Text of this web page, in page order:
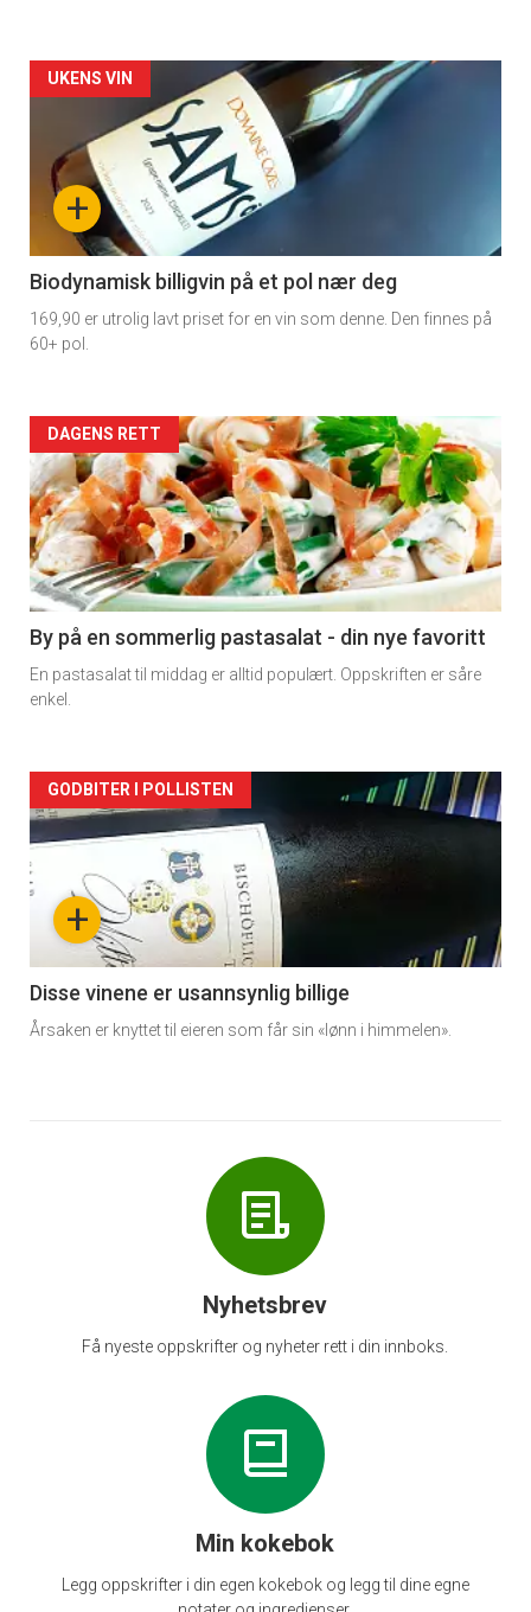
Forsiden
akkurat
nå
4
+
UKENS VIN
Biodynamisk billigvin på et pol nær deg
169,90 er utrolig lavt priset for en vin som denne. Den finnes på
60+ pol.
Forsiden
akkurat
nå
-
5
DAGENS RETT
By på en sommerlig pastasalat - din nye favoritt
En pastasalat til middag er alltid populært. Oppskriften er såre
enkel.
Forsiden
akkurat
nå
6
+
GODBITER I POLLISTEN
Disse vinene er usannsynlig billige
Årsaken er knyttet til eieren som får sin «lønn i himmelen».
Nyhetsbrev
Få nyeste oppskrifter og nyheter rett i din innboks.
Min kokebok
Legg oppskrifter i din egen kokebok og legg til dine egne